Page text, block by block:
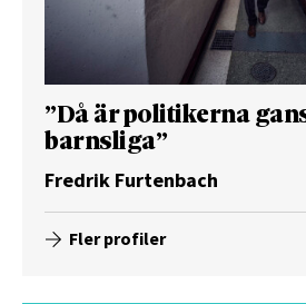
”Då är politikerna
barnsliga”
Fredrik Furtenbach
Fler profiler